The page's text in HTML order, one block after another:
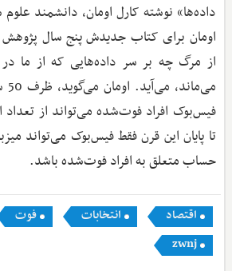
داده‌ها» نوشته کارل اومان، دانشمند
اومان برای کتاب جدیدش پنج سال
از مرگ چه بر سر داده‌هایی که از ما
فیس‌بوک افراد فوت‌شده می‌تواند از تعداد
تا پایان این قرن فقط فیس‌بوک می‌تواند
حساب متعلق به افراد فوت‌شده باشد.
اقتصاد انتخابات فوت
zwnj